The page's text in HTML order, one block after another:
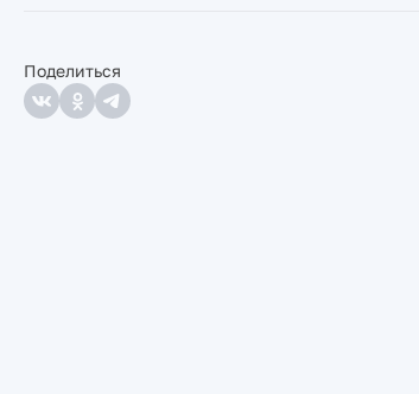
Поделиться